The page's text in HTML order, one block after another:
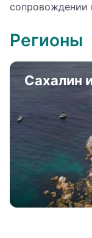
сопровождении
Регионы
Сахалин